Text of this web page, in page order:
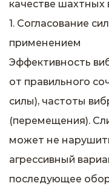
качестве шахтных
1. Согласование
применением
Эффективность
от правильного
силы), частоты
(перемещения).
может не
агрессивный
последующее